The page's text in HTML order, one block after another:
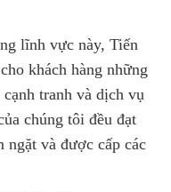
lĩnh vực này, Tiến
khách hàng những
tranh và dịch vụ
chúng tôi đều đạt
ngặt và được cấp các